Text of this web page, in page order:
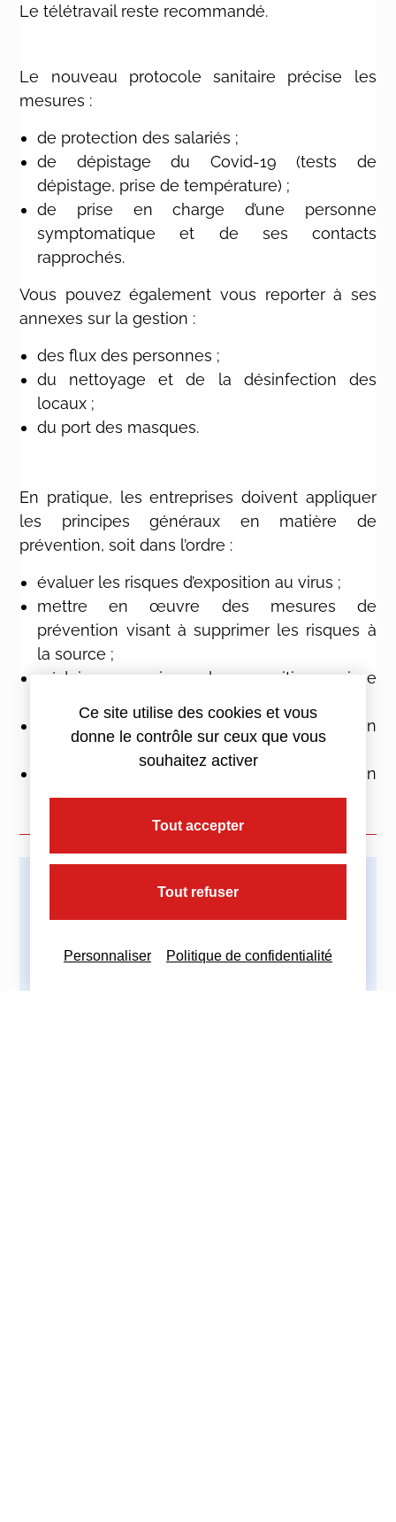
Le télétravail reste recommandé.
Le nouveau protocole sanitaire précise les
mesures :
de protection des salariés ;
de dépistage du Covid-19 (tests de
dépistage, prise de température) ;
de prise en charge d’une personne
symptomatique et de ses contacts
rapprochés.
Vous pouvez également vous reporter à ses
annexes sur la gestion :
des flux des personnes ;
du nettoyage et de la désinfection des
locaux ;
du port des masques.
En pratique, les entreprises doivent appliquer
les principes généraux en matière de
prévention, soit dans l’ordre :
évaluer les risques d’exposition au virus ;
mettre en œuvre des mesures de
prévention visant à supprimer les risques à
la source ;
réduire au maximum les expositions qui ne
privilégier les mesures de protection
mettre en place les mesures de protection
des salariés.
Imprimez cette actualité
Ce site utilise des cookies et vous
donne le contrôle sur ceux que vous
souhaitez activer
Tout accepter
Tout refuser
Personnaliser Politique de confidentialité